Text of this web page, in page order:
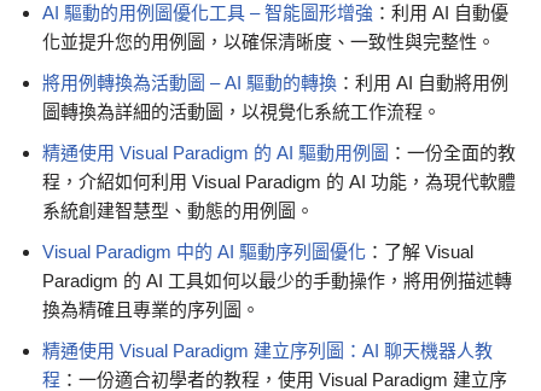
AI 驅動的用例圖優化工具 – 智能圖形增強 ：利用 AI 自動優
化並提升您的用例圖，以確保清晰度、一致性與完整性。
將用例轉換為活動圖 – AI 驅動的轉換 ：利用 AI 自動將用例
圖轉換為詳細的活動圖，以視覺化系統工作流程。
精通使用 Visual Paradigm 的 AI 驅動用例圖 ：一份全面的教
程，介紹如何利用 Visual Paradigm 的 AI 功能，為現代軟體
系統創建智慧型、動態的用例圖。
Visual Paradigm 中的 AI 驅動序列圖優化 ：了解 Visual
Paradigm 的 AI 工具如何以最少的手動操作，將用例描述轉
換為精確且專業的序列圖。
精通使用 Visual Paradigm 建立序列圖：AI 聊天機器人教
程 ：一份適合初學者的教程，使用 Visual Paradigm 建立序